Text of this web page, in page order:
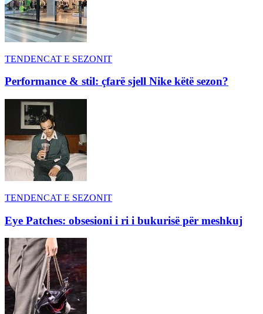
TENDENCAT E SEZONIT
Performance & stil: çfarë sjell Nike këtë sezon?
TENDENCAT E SEZONIT
Eye Patches: obsesioni i ri i bukurisë për meshkuj